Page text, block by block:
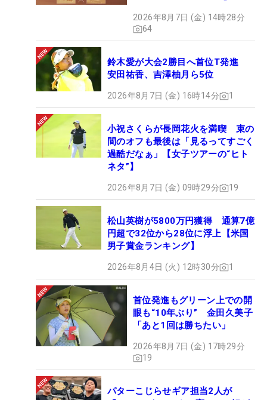
ュー
2026年8月7日 (金) 14時28分
64
鈴木愛が大会2勝目へ首位T発進
安田祐香、吉澤柚月ら5位
2026年8月7日 (金) 16時14分 1
小祝さくらが長岡花火を満喫 束の
間のオフも最後は「見るってすごく
過酷だなぁ」【女子ツアーの“ヒト
ネタ”】
2026年8月7日 (金) 09時29分 19
松山英樹が5800万円獲得 通算7億
円超で32位から28位に浮上【米国
男子賞金ランキング】
2026年8月4日 (火) 12時30分 1
首位発進もグリーン上での開
眼も“10年ぶり” 金田久美子
「あと1回は勝ちたい」
2026年8月7日 (金) 17時29分
19
パターこじらせギア担当2人が